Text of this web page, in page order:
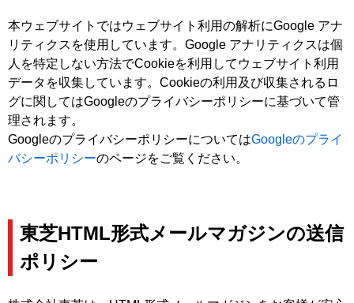
本ウェブサイトではウェブサイト利用の解析にGoogle アナ
リティクスを使用しています。Google アナリティクスは個
人を特定しない方法でCookieを利用してウェブサイト利用
データを収集しています。Cookieの利用及び収集されるロ
グに関してはGoogleのプライバシーポリシーに基づいて管
理されます。
GoogleのプライバシーポリシーについてはGoogleのプライ
バシーポリシーのページをご覧ください。
東芝HTML形式メールマガジンの送信
ポリシー